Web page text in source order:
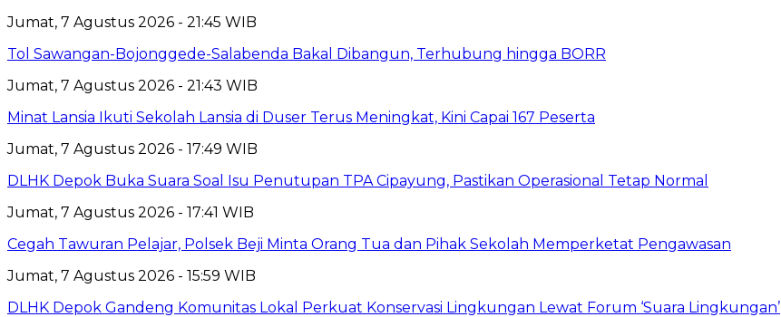
Jumat, 7 Agustus 2026 - 21:45 WIB
Tol Sawangan-Bojonggede-Salabenda Bakal Dibangun, Terhubung hingga BORR
Jumat, 7 Agustus 2026 - 21:43 WIB
Minat Lansia Ikuti Sekolah Lansia di Duser Terus Meningkat, Kini Capai 167 Peserta
Jumat, 7 Agustus 2026 - 17:49 WIB
DLHK Depok Buka Suara Soal Isu Penutupan TPA Cipayung, Pastikan Operasional Tetap Normal
Jumat, 7 Agustus 2026 - 17:41 WIB
Cegah Tawuran Pelajar, Polsek Beji Minta Orang Tua dan Pihak Sekolah Memperketat Pengawasan
Jumat, 7 Agustus 2026 - 15:59 WIB
DLHK Depok Gandeng Komunitas Lokal Perkuat Konservasi Lingkungan Lewat Forum ‘Suara Lingkungan’